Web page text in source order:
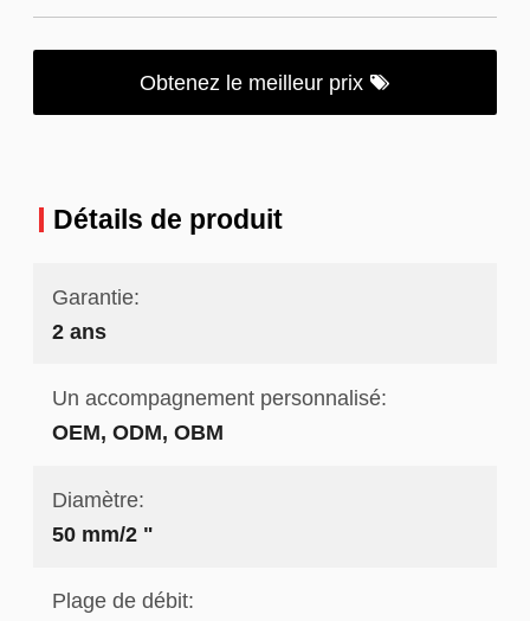
Obtenez le meilleur prix
Détails de produit
Garantie:
2 ans
Un accompagnement personnalisé:
OEM, ODM, OBM
Diamètre:
50 mm/2 "
Plage de débit: